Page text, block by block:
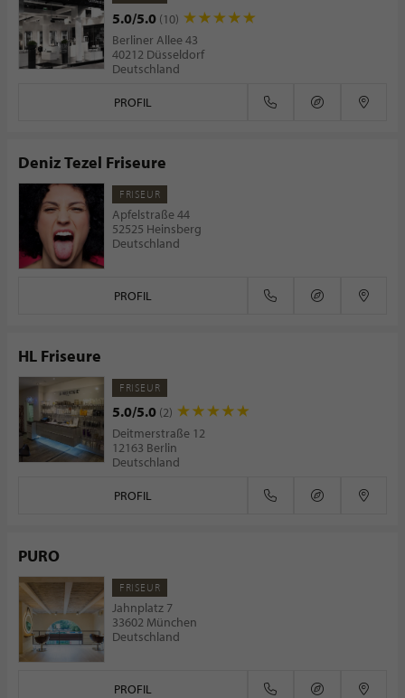
5.0/5.0 (10)
Berliner Allee 43
40212 Düsseldorf
Deutschland
PROFIL
Deniz Tezel Friseure
FRISEUR
Apfelstraße 44
52525 Heinsberg
Deutschland
PROFIL
HL Friseure
FRISEUR
5.0/5.0 (2)
Deitmerstraße 12
12163 Berlin
Deutschland
PROFIL
PURO
FRISEUR
Jahnplatz 7
33602 München
Deutschland
PROFIL